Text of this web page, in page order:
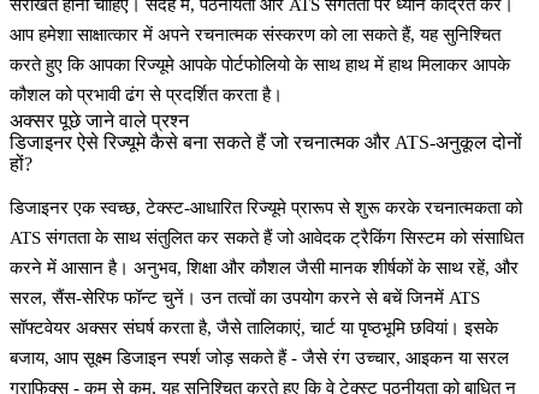
संरेखित होना चाहिए। संदेह में, पठनीयता और ATS संगतता पर ध्यान केंद्रित करें।
आप हमेशा साक्षात्कार में अपने रचनात्मक संस्करण को ला सकते हैं, यह सुनिश्चित
करते हुए कि आपका रिज्यूमे आपके पोर्टफोलियो के साथ हाथ में हाथ मिलाकर आपके
कौशल को प्रभावी ढंग से प्रदर्शित करता है।
अक्सर पूछे जाने वाले प्रश्न
डिजाइनर ऐसे रिज्यूमे कैसे बना सकते हैं जो रचनात्मक और ATS-अनुकूल दोनों
हों?
डिजाइनर एक स्वच्छ, टेक्स्ट-आधारित रिज्यूमे प्रारूप से शुरू करके रचनात्मकता को
ATS संगतता के साथ संतुलित कर सकते हैं जो आवेदक ट्रैकिंग सिस्टम को संसाधित
करने में आसान है। अनुभव,शिक्षाऔरकौशलजैसी मानक शीर्षकों के साथ रहें, और
सरल, सैंस-सेरिफ फॉन्ट चुनें। उन तत्वों का उपयोग करने से बचें जिनमें ATS
सॉफ्टवेयर अक्सर संघर्ष करता है, जैसे तालिकाएं, चार्ट या पृष्ठभूमि छवियां। इसके
बजाय, आप सूक्ष्म डिजाइन स्पर्श जोड़ सकते हैं - जैसे रंग उच्चार, आइकन या सरल
ग्राफिक्स - कम से कम, यह सुनिश्चित करते हुए कि वे टेक्स्ट पठनीयता को बाधित न